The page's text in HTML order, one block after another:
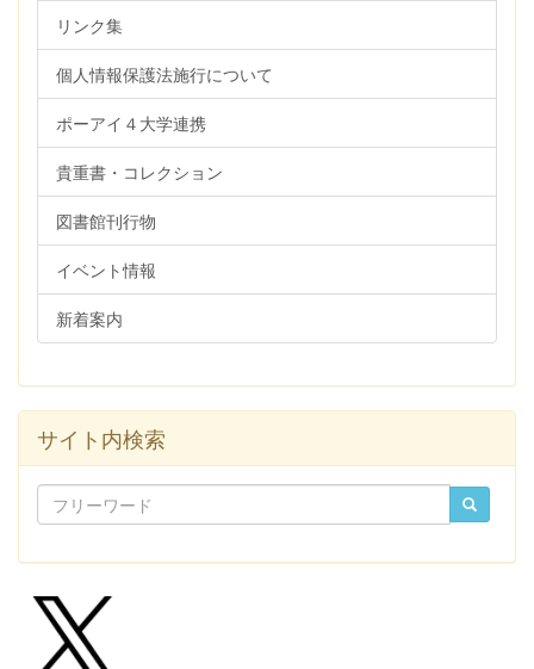
リンク集
個人情報保護法施行について
ポーアイ４大学連携
貴重書・コレクション
図書館刊行物
イベント情報
新着案内
サイト内検索